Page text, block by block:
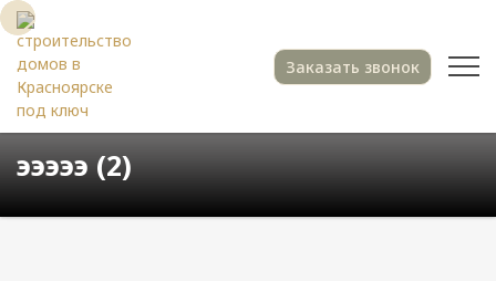
Заказать звонок
эээээ (2)